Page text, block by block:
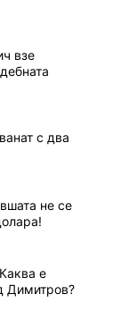
взе
с два
не се
е
Димитров?